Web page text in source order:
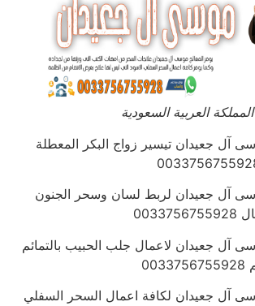
العربية السعودية
آل جعيدان تيسير زواج البكر المعطلة
آل جعيدان لربط لسان وسحر الجنون
آل جعيدان لاعمال جلب الحبيب بالتمائم
آل جعيدان لكافة اعمال السحر السفلي